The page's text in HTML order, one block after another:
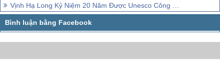
Vịnh Hạ Long Kỷ Niệm 20 Năm Được Unesco Công Nhận Là Di Sản Thiên Nhiên Thế Giới